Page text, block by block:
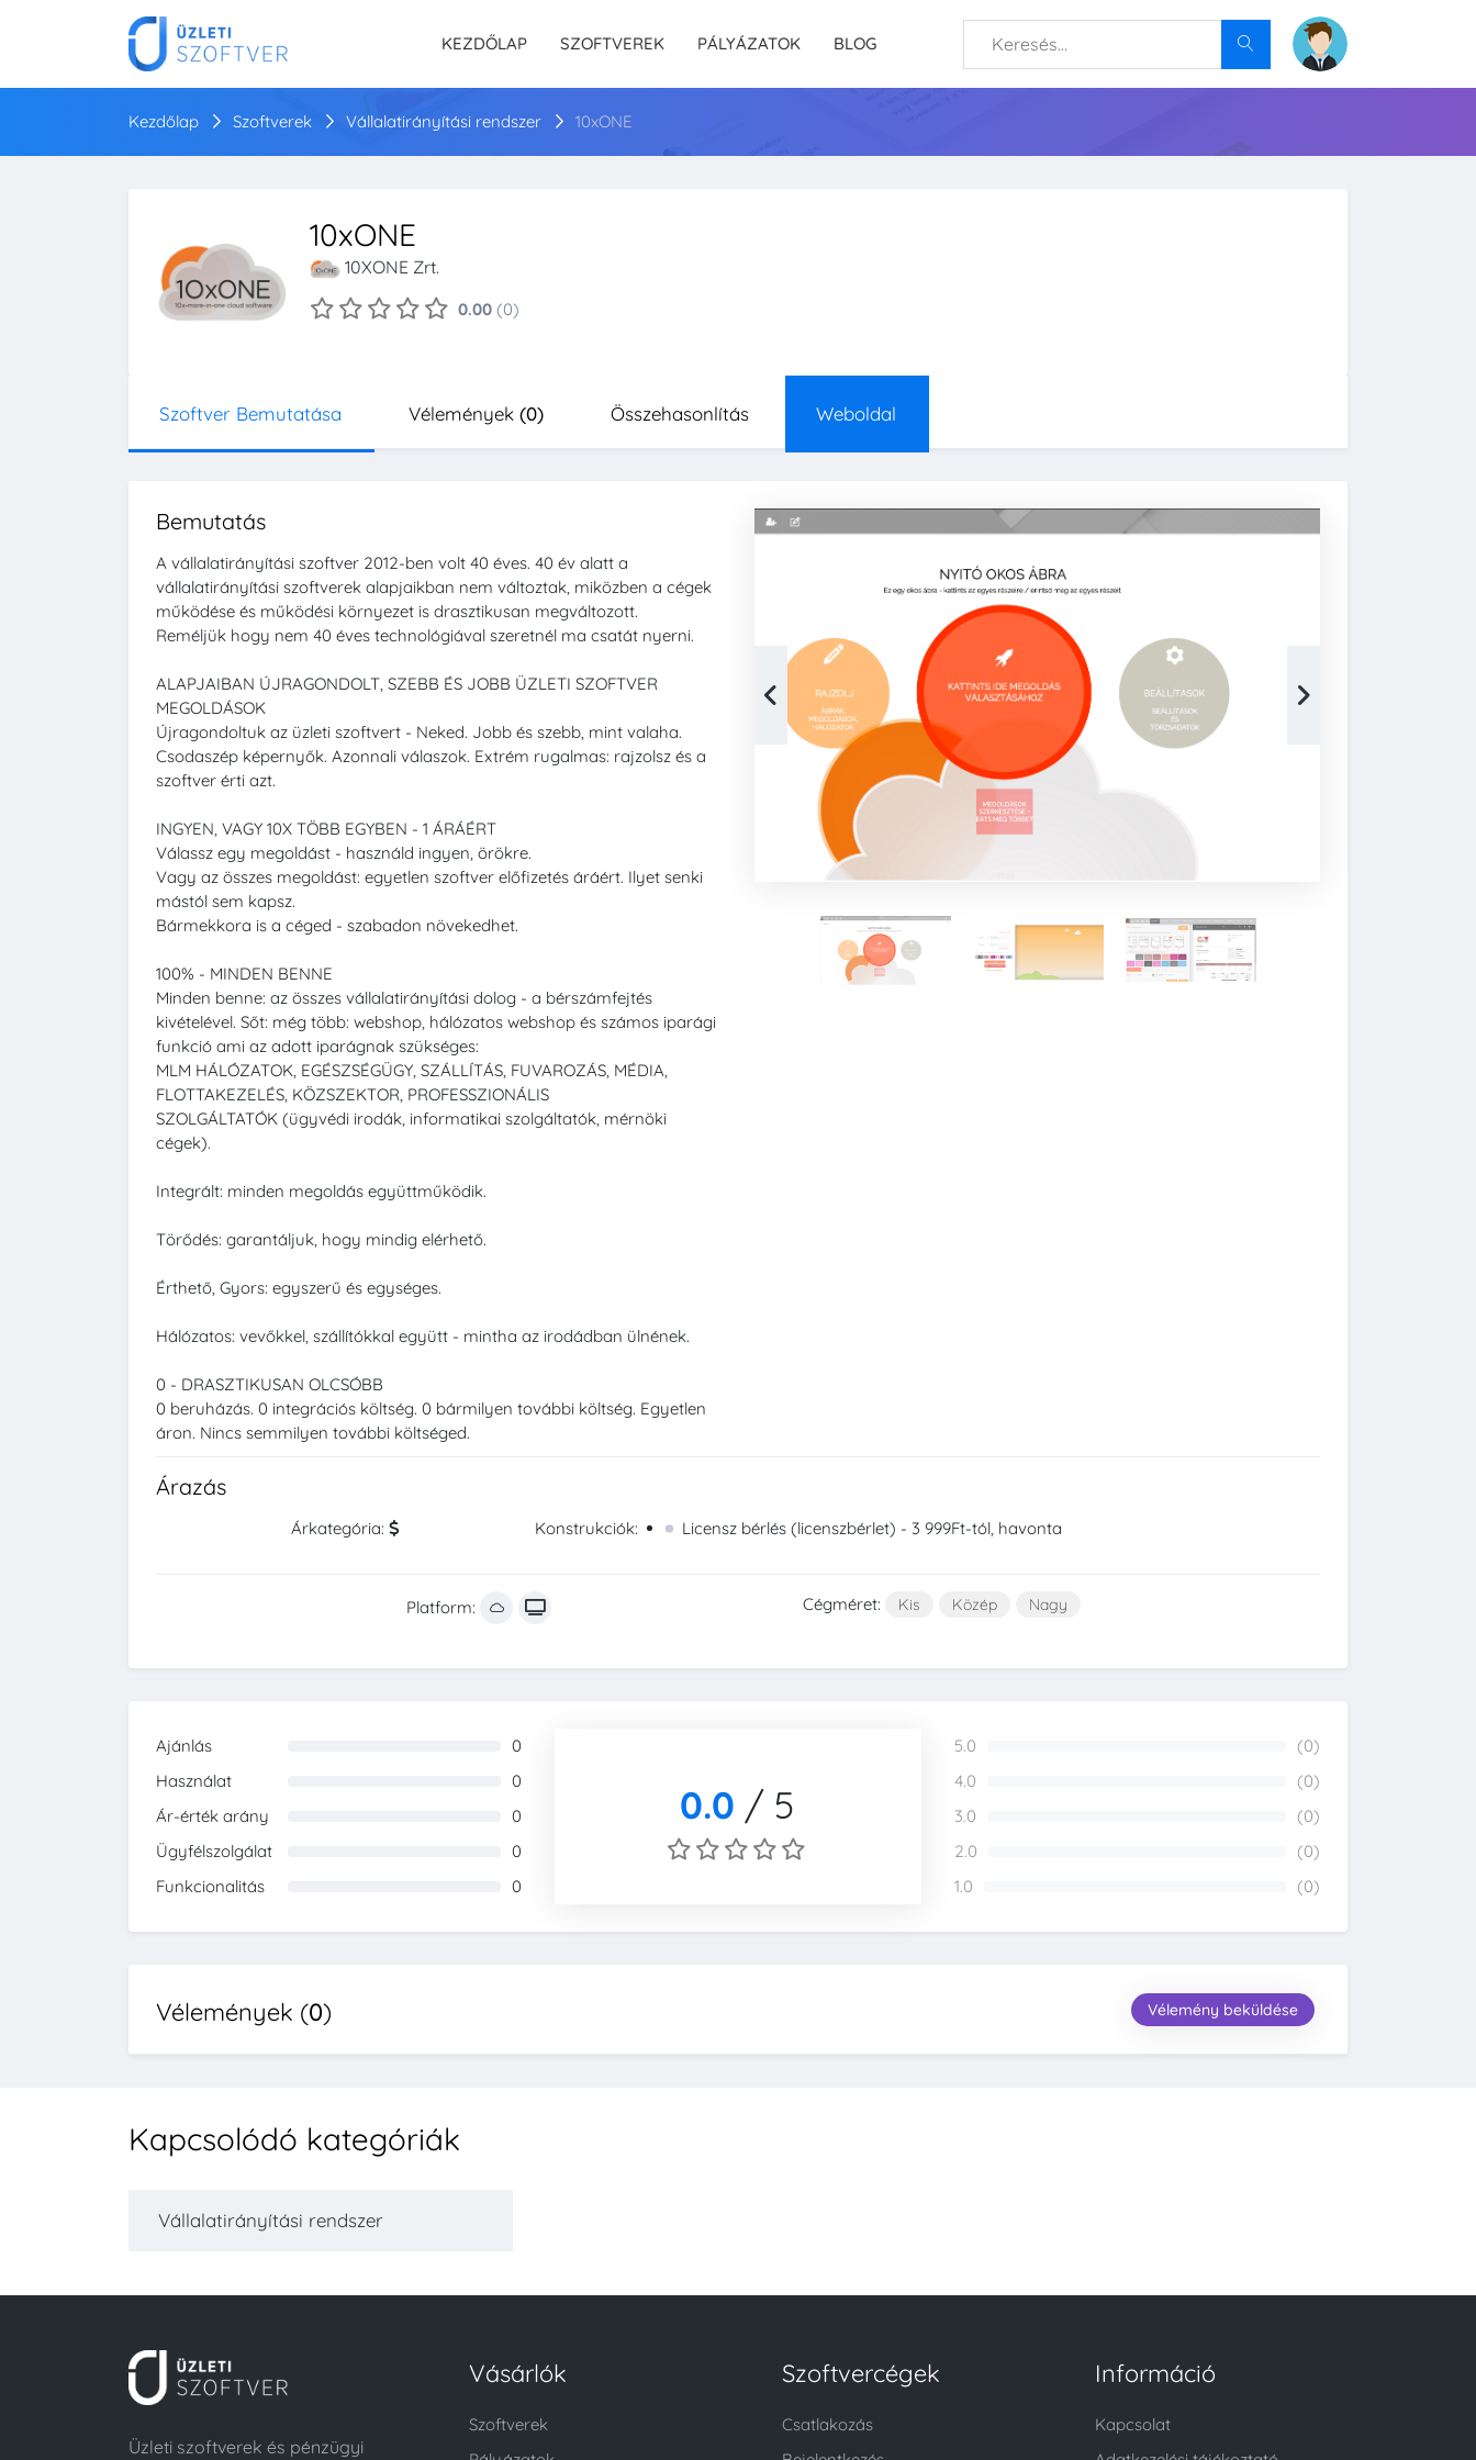
KEZDŐLAP SZOFTVEREK PÁLYÁZATOK BLOG
Kezdőlap Szoftverek Vállalatirányítási rendszer 10xONE
10xONE
10XONE Zrt.
0.00 (0)
Szoftver Bemutatása Vélemények (0) Összehasonlítás Weboldal
Bemutatás
A vállalatirányítási szoftver 2012-ben volt 40 éves. 40 év alatt a
vállalatirányítási szoftverek alapjaikban nem változtak, miközben a cégek
működése és működési környezet is drasztikusan megváltozott.
Reméljük hogy nem 40 éves technológiával szeretnél ma csatát nyerni.
ALAPJAIBAN ÚJRAGONDOLT, SZEBB ÉS JOBB ÜZLETI SZOFTVER
MEGOLDÁSOK
Újragondoltuk az üzleti szoftvert - Neked. Jobb és szebb, mint valaha.
Csodaszép képernyők. Azonnali válaszok. Extrém rugalmas: rajzolsz és a
szoftver érti azt.
INGYEN, VAGY 10X TÖBB EGYBEN - 1 ÁRÁÉRT
Válassz egy megoldást - használd ingyen, örökre.
Vagy az összes megoldást: egyetlen szoftver előfizetés áráért. Ilyet senki
mástól sem kapsz.
Bármekkora is a céged - szabadon növekedhet.
100% - MINDEN BENNE
Minden benne: az összes vállalatirányítási dolog - a bérszámfejtés
kivételével. Sőt: még több: webshop, hálózatos webshop és számos iparági
funkció ami az adott iparágnak szükséges:
MLM HÁLÓZATOK, EGÉSZSÉGÜGY, SZÁLLÍTÁS, FUVAROZÁS, MÉDIA,
FLOTTAKEZELÉS, KÖZSZEKTOR, PROFESSZIONÁLIS
SZOLGÁLTATÓK (ügyvédi irodák, informatikai szolgáltatók, mérnöki
cégek).
Integrált: minden megoldás együttműködik.
Törődés: garantáljuk, hogy mindig elérhető.
Érthető, Gyors: egyszerű és egységes.
Hálózatos: vevőkkel, szállítókkal együtt - mintha az irodádban ülnének.
0 - DRASZTIKUSAN OLCSÓBB
0 beruházás. 0 integrációs költség. 0 bármilyen további költség. Egyetlen
áron. Nincs semmilyen további költséged.
Árazás
Árkategória: Konstrukciók: Licensz bérlés (licenszbérlet) - 3 999Ft-tól, havonta
Platform: Cégméret: Kis Közép Nagy
Ajánlás
0
Használat
0
Ár-érték arány
0
Ügyfélszolgálat
0
Funkcionalitás
0
0.0 / 5
5.0
(0)
4.0
(0)
3.0
(0)
2.0
(0)
1.0
(0)
Vélemények (0) Vélemény beküldése
Kapcsolódó kategóriák
Vállalatirányítási rendszer
Üzleti szoftverek és pénzügyi
Vásárlók
Szoftverek
Szoftvercégek
Csatlakozás
Információ
Kapcsolat